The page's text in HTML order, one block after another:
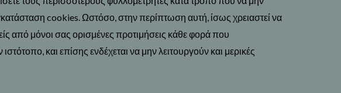
cookies. Ωστόσο, στην περίπτωση αυτή, ίσως χρειαστεί να
από μόνοι σας ορισμένες προτιμήσεις κάθε φορά που
και επίσης ενδέχεται να μην λειτουργούν και μερικές